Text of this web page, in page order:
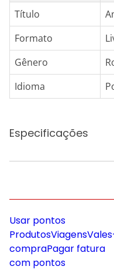
Título
Formato
Gênero
Idioma
Especificações
Usar pontos
ProdutosViagens
compraPagar fatura
com pontos